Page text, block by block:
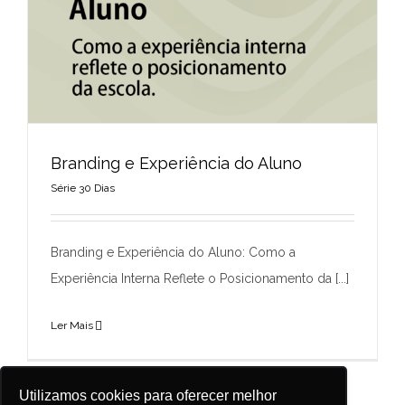
Utilizamos cookies para oferecer melhor
Branding e Experiência do Aluno
Série 30 Dias
Branding e Experiência do Aluno
Série 30 Dias
Branding e Experiência do Aluno: Como a
Experiência Interna Reflete o Posicionamento da [...]
Ler Mais